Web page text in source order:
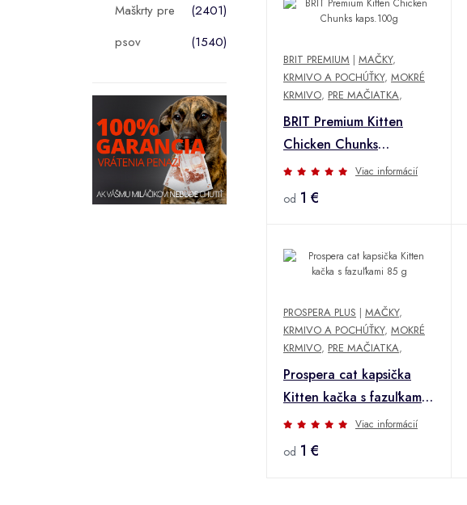
(2401)
Maškrty pre
psov
(1540)
BRIT PREMIUM | MAČKY,
KRMIVO A POCHÚŤKY, MOKRÉ
KRMIVO, PRE MAČIATKA,
BRIT Premium Kitten
Chicken Chunks
kaps.100g
Viac informácií
od 1 €
PROSPERA PLUS | MAČKY,
KRMIVO A POCHÚŤKY, MOKRÉ
KRMIVO, PRE MAČIATKA,
Prospera cat kapsička
Kitten kačka s fazuľkami
85 g
Viac informácií
od 1 €